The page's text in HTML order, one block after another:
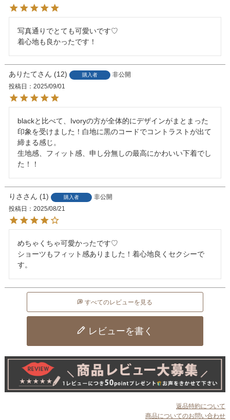
写真通りでとても可愛いです♡
着心地も良かったです！
ありたて 12 購入者
非公開
投稿日
2025/09/01
blackと比べて、Ivoryの方が全体的にデザインがまとまった
印象を受けました！白地に黒のコードでコントラストが出て
締まる感じ。
生地感、フィット感、申し分無しの最高にかわいい下着でし
た！！
りさ 1 購入者
非公開
投稿日
2025/08/21
めちゃくちゃ可愛かったです♡
ショーツもフィット感ありました！着心地良くセクシーで
す。
すべてのレビューを見る
レビューを書く
返品特約について
商品についてのお問い合わせ